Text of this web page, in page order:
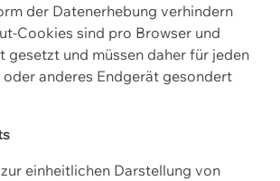
der Datenerhebung verhindern
Cookies sind pro Browser und
gesetzt und müssen daher für jeden
oder anderes Endgerät gesondert
einheitlichen Darstellung von